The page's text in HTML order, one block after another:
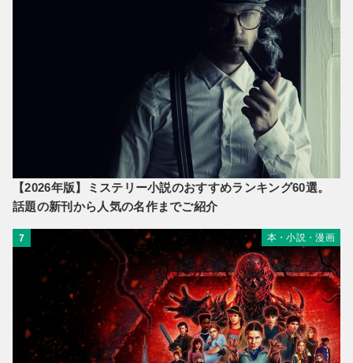
【2026年版】ミステリー小説のおすすめランキング60選。
話題の新刊から人気の名作までご紹介
7 本・小説・漫画